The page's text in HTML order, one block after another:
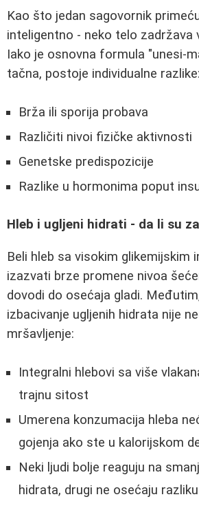
Kao što jedan sagovornik
inteligentno - neko telo zadržava
Iako je osnovna formula "unesi-
tačna, postoje individualne razlike:
Brža ili sporija probava
Različiti nivoi fizičke aktivnosti
Genetske predispozicije
Razlike u hormonima poput
Hleb i ugljeni hidrati - da li su
Beli hleb sa visokim glikemijskim
izazvati brze promene nivoa
dovodi do osećaja gladi.
izbacivanje ugljenih hidrata nije
mršavljenje:
Integralni hlebovi sa više
trajnu sitost
Umerena konzumacija hleba
gojenja ako ste u kalorijskom
Neki ljudi bolje reaguju na
hidrata, drugi ne osećaju razliku